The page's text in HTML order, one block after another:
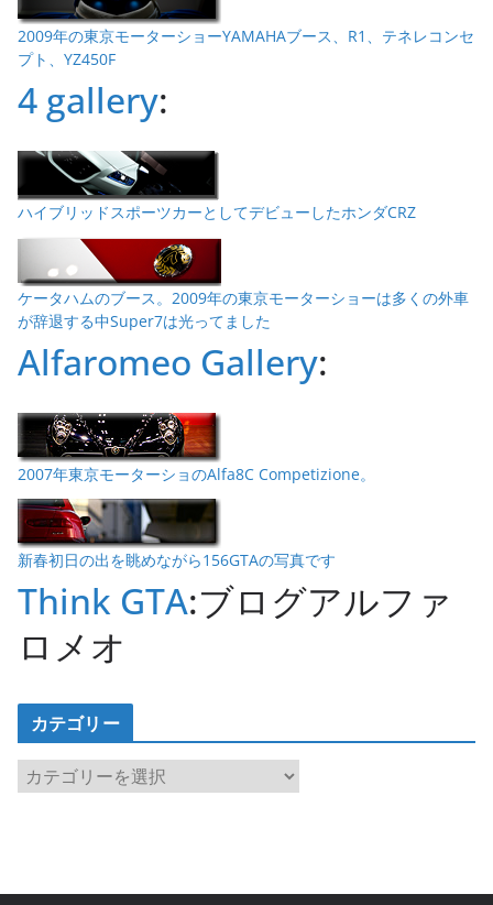
2009年の東京モーターショーYAMAHAブース、R1、テネレコンセ
プト、YZ450F
4 gallery:
ハイブリッドスポーツカーとしてデビューしたホンダCRZ
ケータハムのブース。2009年の東京モーターショーは多くの外車
が辞退する中Super7は光ってました
Alfaromeo Gallery:
2007年東京モーターショのAlfa8C Competizione。
新春初日の出を眺めながら156GTAの写真です
Think GTA:ブログアルファ
ロメオ
カテゴリー
カ
テ